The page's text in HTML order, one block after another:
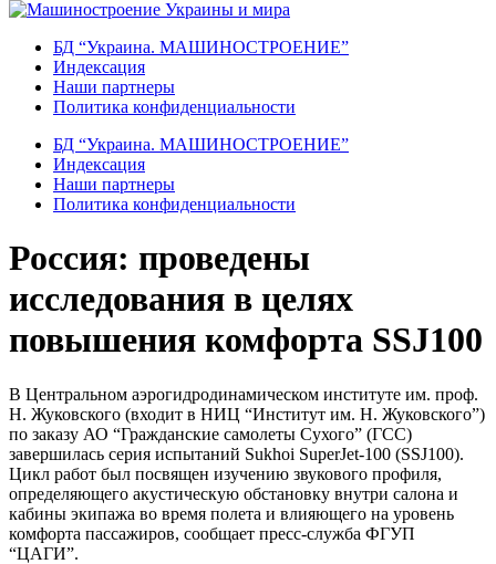
БД “Украина. МАШИНОСТРОЕНИЕ”
Индекcация
Наши партнеры
Политика конфиденциальности
БД “Украина. МАШИНОСТРОЕНИЕ”
Индекcация
Наши партнеры
Политика конфиденциальности
Россия: проведены
исследования в целях
повышения комфорта SSJ100
В Центральном аэрогидродинамическом институте им. проф.
Н. Жуковского (входит в НИЦ “Институт им. Н. Жуковского”)
по заказу АО “Гражданские самолеты Сухого” (ГСС)
завершилась серия испытаний Sukhoi SuperJet-100 (SSJ100).
Цикл работ был посвящен изучению звукового профиля,
определяющего акустическую обстановку внутри салона и
кабины экипажа во время полета и влияющего на уровень
комфорта пассажиров, сообщает пресс-служба ФГУП
“ЦАГИ”.